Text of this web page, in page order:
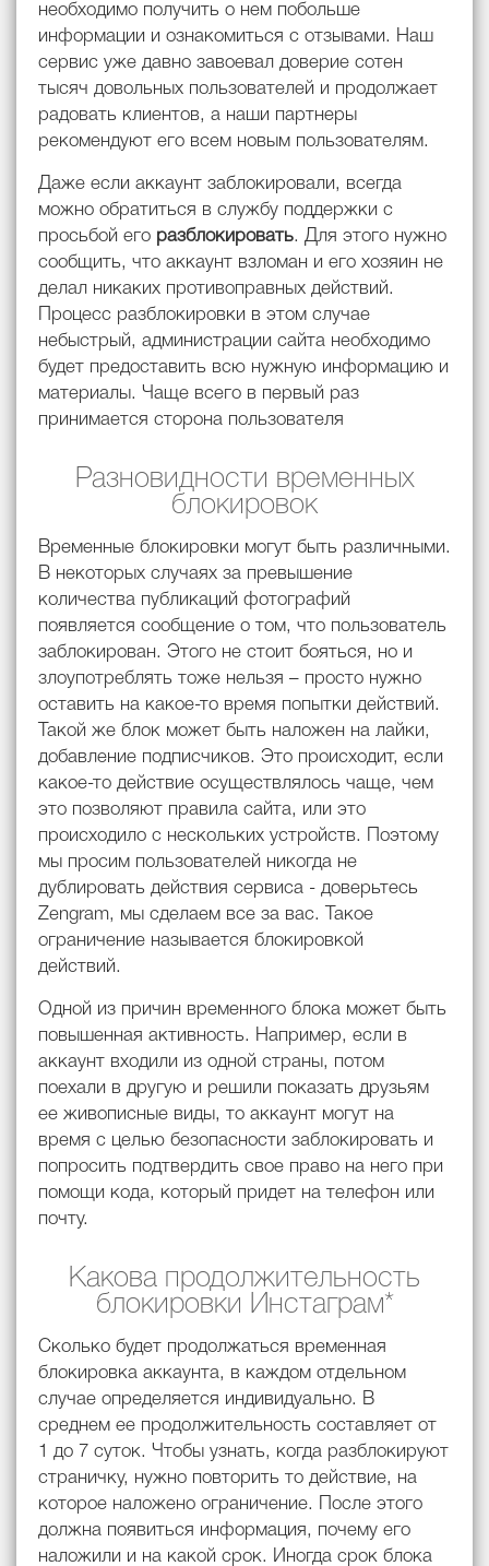
необходимо получить о нем побольше
информации и ознакомиться с отзывами. Наш
сервис уже давно завоевал доверие сотен
тысяч довольных пользователей и продолжает
радовать клиентов, а наши партнеры
рекомендуют его всем новым пользователям.
Даже если аккаунт заблокировали, всегда
можно обратиться в службу поддержки с
просьбой его разблокировать. Для этого нужно
сообщить, что аккаунт взломан и его хозяин не
делал никаких противоправных действий.
Процесс разблокировки в этом случае
небыстрый, администрации сайта необходимо
будет предоставить всю нужную информацию и
материалы. Чаще всего в первый раз
принимается сторона пользователя
Разновидности временных
блокировок
Временные блокировки могут быть различными.
В некоторых случаях за превышение
количества публикаций фотографий
появляется сообщение о том, что пользователь
заблокирован. Этого не стоит бояться, но и
злоупотреблять тоже нельзя – просто нужно
оставить на какое-то время попытки действий.
Такой же блок может быть наложен на лайки,
добавление подписчиков. Это происходит, если
какое-то действие осуществлялось чаще, чем
это позволяют правила сайта, или это
происходило с нескольких устройств. Поэтому
мы просим пользователей никогда не
дублировать действия сервиса - доверьтесь
Zengram, мы сделаем все за вас. Такое
ограничение называется блокировкой
действий.
Одной из причин временного блока может быть
повышенная активность. Например, если в
аккаунт входили из одной страны, потом
поехали в другую и решили показать друзьям
ее живописные виды, то аккаунт могут на
время с целью безопасности заблокировать и
попросить подтвердить свое право на него при
помощи кода, который придет на телефон или
почту.
Какова продолжительность
блокировки Инстаграм*
Сколько будет продолжаться временная
блокировка аккаунта, в каждом отдельном
случае определяется индивидуально. В
среднем ее продолжительность составляет от
1 до 7 суток. Чтобы узнать, когда разблокируют
страничку, нужно повторить то действие, на
которое наложено ограничение. После этого
должна появиться информация, почему его
наложили и на какой срок. Иногда срок блока